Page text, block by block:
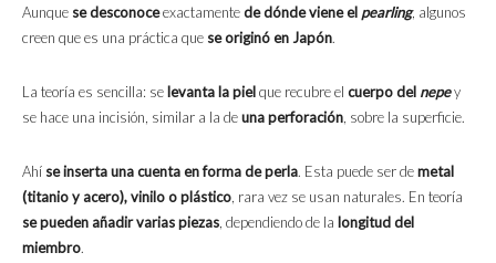
Aunque se desconoceexactamentede dónde viene el pearling, algunos
creen que es una práctica que se originó en Japón.
La teoría es sencilla: se levanta la pielque recubre el cuerpo del nepey
se hace una incisión, similar a la deuna perforación, sobre la superficie.
Ahí se inserta una cuenta en forma de perla. Esta puede ser demetal
(titanio y acero), vinilo o plástico, rara vez se usan naturales. En teoría
se pueden añadir varias piezas, dependiendo de la longitud del
miembro.